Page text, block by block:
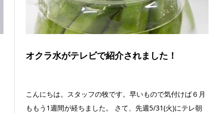
オクラ水がテレビで紹介されました！
こんにちは。スタッフの牧です。早いもので気付けば６月
ももう1週間が経ちました。 さて、先週5/31(火)にテレ朝